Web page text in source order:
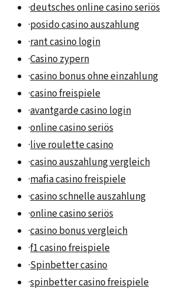
·deutsches online casino seriös
·posido casino auszahlung
·rant casino login
·Casino zypern
·casino bonus ohne einzahlung
·casino freispiele
·avantgarde casino login
·online casino seriös
·live roulette casino
·casino auszahlung vergleich
·mafia casino freispiele
·casino schnelle auszahlung
·online casino seriös
·casino bonus vergleich
·f1 casino freispiele
·Spinbetter casino
·spinbetter casino freispiele